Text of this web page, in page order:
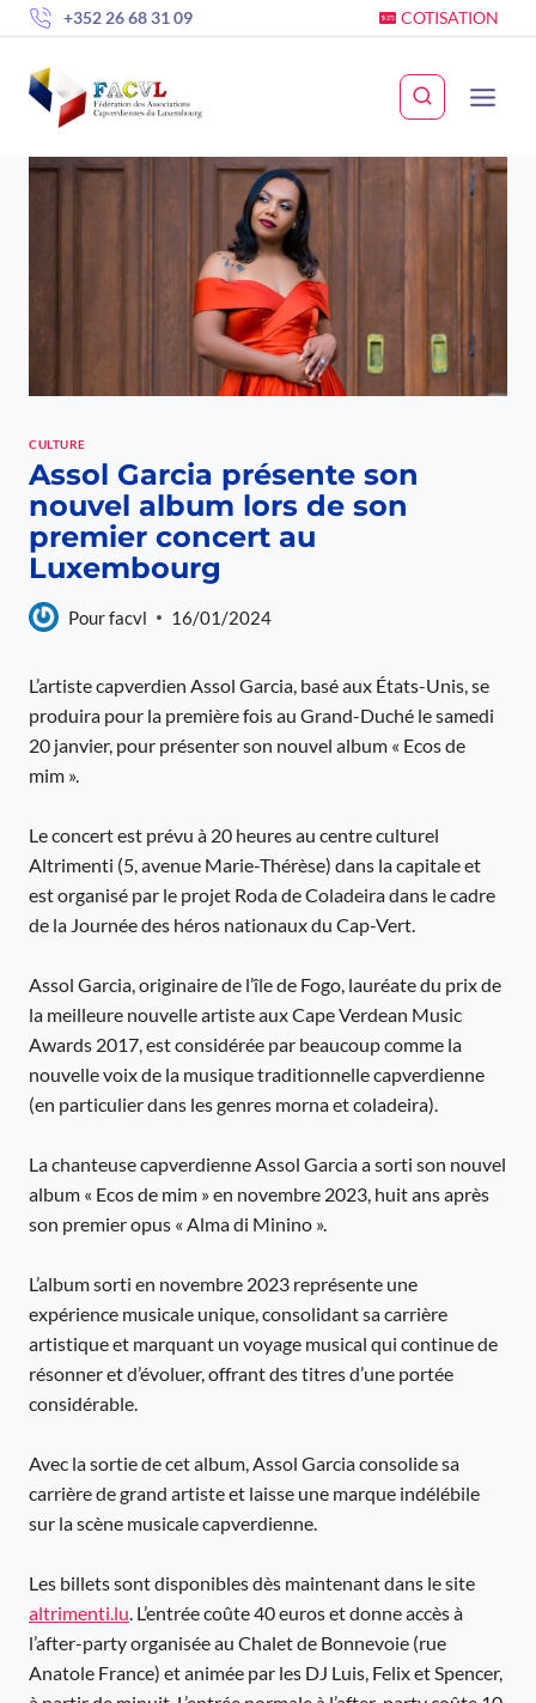
Skip
to
content
+352 26 68 31 09 COTISATION
CULTURE
Assol Garcia présente son
nouvel album lors de son
premier concert au
Luxembourg
Pourfacvl 16/01/2024
L’artiste capverdien Assol Garcia, basé aux États-Unis, se
produira pour la première fois au Grand-Duché le samedi
20 janvier, pour présenter son nouvel album « Ecos de
mim ».
Le concert est prévu à 20 heures au centre culturel
Altrimenti (5, avenue Marie-Thérèse) dans la capitale et
est organisé par le projet Roda de Coladeira dans le cadre
de la Journée des héros nationaux du Cap-Vert.
Assol Garcia, originaire de l’île de Fogo, lauréate du prix de
la meilleure nouvelle artiste aux Cape Verdean Music
Awards 2017, est considérée par beaucoup comme la
nouvelle voix de la musique traditionnelle capverdienne
(en particulier dans les genres morna et coladeira).
La chanteuse capverdienne Assol Garcia a sorti son nouvel
album « Ecos de mim » en novembre 2023, huit ans après
son premier opus « Alma di Minino ».
L’album sorti en novembre 2023 représente une
expérience musicale unique, consolidant sa carrière
artistique et marquant un voyage musical qui continue de
résonner et d’évoluer, offrant des titres d’une portée
considérable.
Avec la sortie de cet album, Assol Garcia consolide sa
carrière de grand artiste et laisse une marque indélébile
sur la scène musicale capverdienne.
Les billets sont disponibles dès maintenant dans le site
altrimenti.lu. L’entrée coûte 40 euros et donne accès à
l’after-party organisée au Chalet de Bonnevoie (rue
Anatole France) et animée par les DJ Luis, Felix et Spencer,